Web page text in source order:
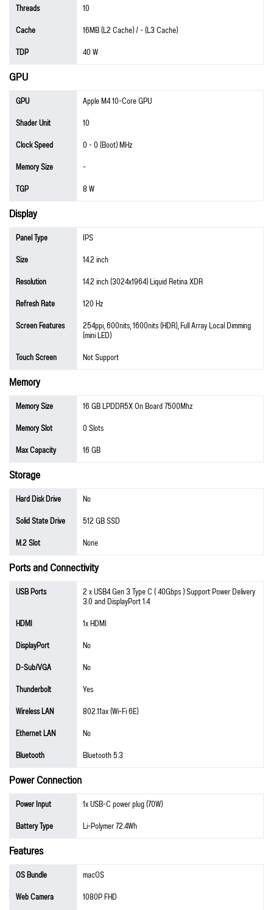
Threads
10
Cache
16MB (L2 Cache) / - (L3 Cache)
TDP
40 W
GPU
GPU
Apple M4 10-Core GPU
Shader Unit
10
Clock Speed
0 - 0 (Boot) MHz
Memory Size
-
TGP
8 W
Display
Panel Type
IPS
Size
14.2 inch
Resolution
14.2 inch (3024x1964) Liquid Retina XDR
Refresh Rate
120 Hz
Screen Features
254ppi, 600nits, 1600nits (HDR), Full Array Local Dimming
(mini LED)
Touch Screen
Not Support
Memory
Memory Size
16 GB LPDDR5X On Board 7500Mhz
Memory Slot
0 Slots
Max Capacity
16 GB
Storage
Hard Disk Drive
No
Solid State Drive
512 GB SSD
M.2 Slot
None
Ports and Connectivity
USB Ports 2 x USB4 Gen 3 Type C ( 40Gbps ) Support Power Delivery
3.0 and DisplayPort 1.4
HDMI
1x HDMI
DisplayPort
No
D-Sub/VGA
No
Thunderbolt
Yes
Wireless LAN
802.11ax (Wi-Fi 6E)
Ethernet LAN
No
Bluetooth
Bluetooth 5.3
Power Connection
Power Input
1x USB-C power plug (70W)
Battery Type
Li-Polymer 72.4Wh
Features
OS Bundle
macOS
Web Camera
1080P FHD